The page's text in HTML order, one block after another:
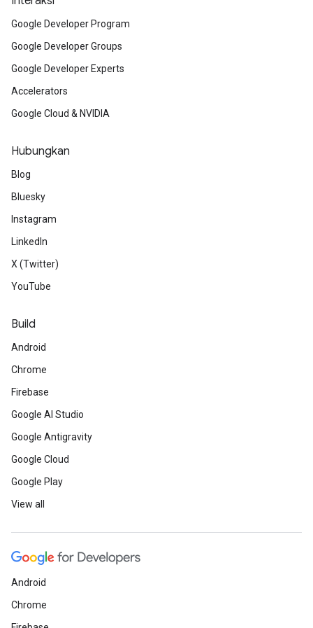
Google Developer Program
Google Developer Groups
Google Developer Experts
Accelerators
Google Cloud & NVIDIA
Hubungkan
Blog
Bluesky
Instagram
LinkedIn
X (Twitter)
YouTube
Build
Android
Chrome
Firebase
Google AI Studio
Google Antigravity
Google Cloud
Google Play
View all
Android
Chrome